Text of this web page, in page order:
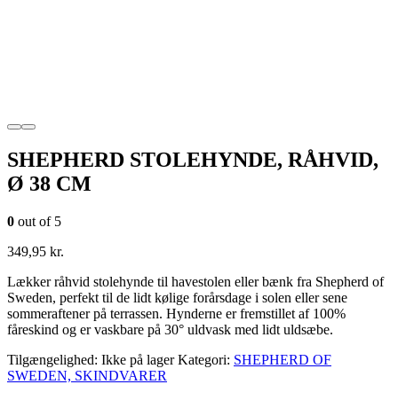
SHEPHERD STOLEHYNDE, RÅHVID,
Ø 38 CM
0 out of 5
349,95 kr.
Lækker råhvid stolehynde til havestolen eller bænk fra Shepherd of
Sweden, perfekt til de lidt kølige forårsdage i solen eller sene
sommeraftener på terrassen. Hynderne er fremstillet af 100%
fåreskind og er vaskbare på 30° uldvask med lidt uldsæbe.
Tilgængelighed: Ikke på lager Kategori: SHEPHERD OF
SWEDEN, SKINDVARER